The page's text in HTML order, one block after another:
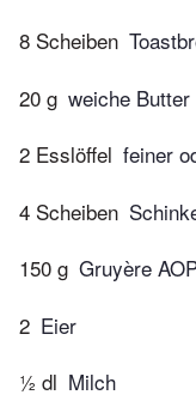
8 Scheiben
20 g weiche Butter
2 Esslöffel feiner
4 Scheiben
150 g Gruyère
2 Eier
½ dl Milch